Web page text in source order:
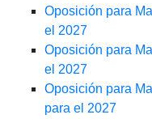
Oposición para
el 2027
Oposición para
el 2027
Oposición para
para el 2027